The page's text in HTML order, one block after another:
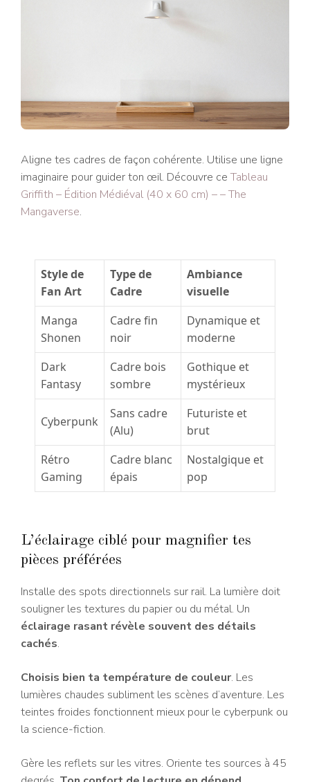
Aligne tes cadres de façon cohérente. Utilise une ligne
imaginaire pour guider ton œil. Découvre ce Tableau
Griffith – Édition Médiéval (40 x 60 cm) – – The
Mangaverse.
Style de
Fan Art
Type de
Cadre
Ambiance
visuelle
Manga
Shonen
Cadre fin
noir
Dynamique et
moderne
Dark
Fantasy
Cadre bois
sombre
Gothique et
mystérieux
Cyberpunk
Sans cadre
(Alu)
Futuriste et
brut
Rétro
Gaming
Cadre blanc
épais
Nostalgique et
pop
L’éclairage ciblé pour magnifier tes
pièces préférées
Installe des spots directionnels sur rail. La lumière doit
souligner les textures du papier ou du métal. Un
éclairage rasant révèle souvent des détails
cachés.
Choisis bien ta température de couleur. Les
lumières chaudes subliment les scènes d’aventure. Les
teintes froides fonctionnent mieux pour le cyberpunk ou
la science-fiction.
Gère les reflets sur les vitres. Oriente tes sources à 45